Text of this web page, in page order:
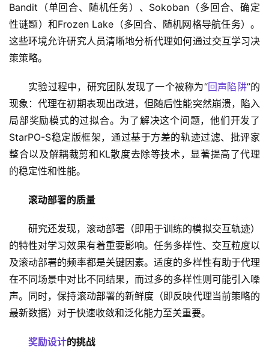
Bandit（单回合、随机任务）、Sokoban（多回合、确定
性谜题）和Frozen Lake（多回合、随机网格导航任务）。
这些环境允许研究人员清晰地分析代理如何通过交互学习决
策策略。
实验过程中，研究团队发现了一个被称为“回声陷阱”的
现象：代理在初期表现出改进，但随后性能突然崩溃，陷入
局部奖励模式的过拟合。为了解决这个问题，他们开发了
StarPO-S稳定版框架，通过基于方差的轨迹过滤、批评家
整合以及解耦裁剪和KL散度去除等技术，显著提高了代理
的稳定性和性能。
滚动部署的质量
研究还发现，滚动部署（即用于训练的模拟交互轨迹）
的特性对学习效果有着重要影响。任务多样性、交互粒度以
及滚动部署的频率都是关键因素。适度的多样性有助于代理
在不同场景中对比不同结果，而过多的多样性则可能引入噪
声。同时，保持滚动部署的新鲜度（即反映代理当前策略的
最新数据）对于快速收敛和泛化能力至关重要。
奖励设计的挑战